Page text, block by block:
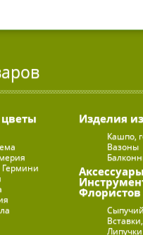
Гермини
Изделия
Кашпо,
Вазоны
Флористов
Липучки